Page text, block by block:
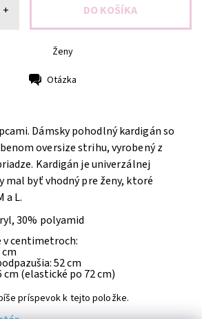
+
Ženy
Otázka
Dámsky pohodlný kardigán so
oversize strihu, vyrobený z
Kardigán je univerzálnej
mal byť vhodný pre ženy, ktoré
a L.
30% polyamid
v centimetroch:
52 cm
cm (elastické po 72 cm)
príspevok k tejto položke.